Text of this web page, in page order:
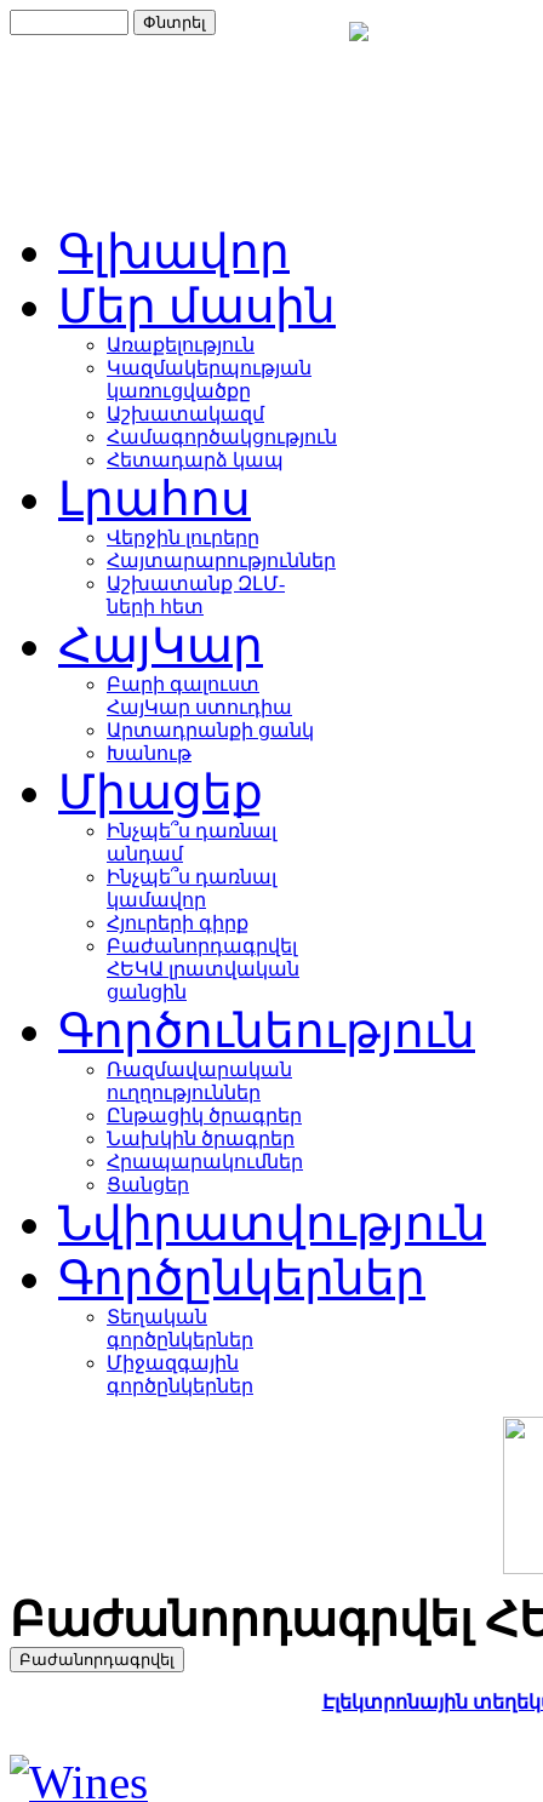
Գլխավոր
Մեր մասին
Առաքելություն
Կազմակերպության
կառուցվածքը
Աշխատակազմ
Համագործակցություն
Հետադարձ կապ
Լրահոս
Վերջին լուրերը
Հայտարարություններ
Աշխատանք ԶԼՄ-
ների հետ
ՀայԿար
Բարի գալուստ
ՀայԿար ստուդիա
Արտադրանքի ցանկ
Խանութ
Միացեք
Ինչպե՞ս դառնալ
անդամ
Ինչպե՞ս դառնալ
կամավոր
Հյուրերի գիրք
Բաժանորդագրվել
ՀԵԿԱ լրատվական
ցանցին
Գործունեություն
Ռազմավարական
ուղղություններ
Ընթացիկ ծրագրեր
Նախկին ծրագրեր
Հրապարակումներ
Ցանցեր
Նվիրատվություն
Գործընկերներ
Տեղական
գործընկերներ
Միջազգային
գործընկերներ
Բաժանորդագրվել
Էլեկտրոնային